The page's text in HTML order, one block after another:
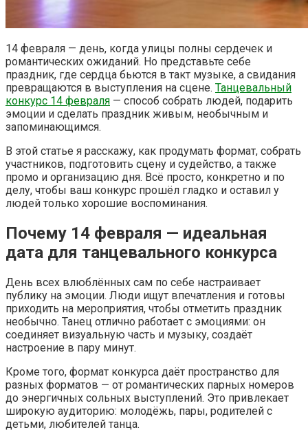
14 февраля — день, когда улицы полны сердечек и
романтических ожиданий. Но представьте себе
праздник, где сердца бьются в такт музыке, а свидания
превращаются в выступления на сцене. Танцевальный
конкурс 14 февраля — способ собрать людей, подарить
эмоции и сделать праздник живым, необычным и
запоминающимся.
В этой статье я расскажу, как продумать формат, собрать
участников, подготовить сцену и судейство, а также
промо и организацию дня. Всё просто, конкретно и по
делу, чтобы ваш конкурс прошёл гладко и оставил у
людей только хорошие воспоминания.
Почему 14 февраля — идеальная
дата для танцевального конкурса
День всех влюблённых сам по себе настраивает
публику на эмоции. Люди ищут впечатления и готовы
приходить на мероприятия, чтобы отметить праздник
необычно. Танец отлично работает с эмоциями: он
соединяет визуальную часть и музыку, создаёт
настроение в пару минут.
Кроме того, формат конкурса даёт пространство для
разных форматов — от романтических парных номеров
до энергичных сольных выступлений. Это привлекает
широкую аудиторию: молодёжь, пары, родителей с
детьми, любителей танца.